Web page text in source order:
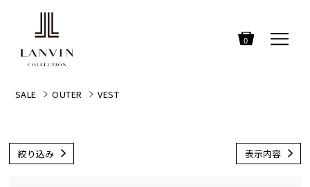
0
SALE OUTER VEST
絞り込み 表示内容